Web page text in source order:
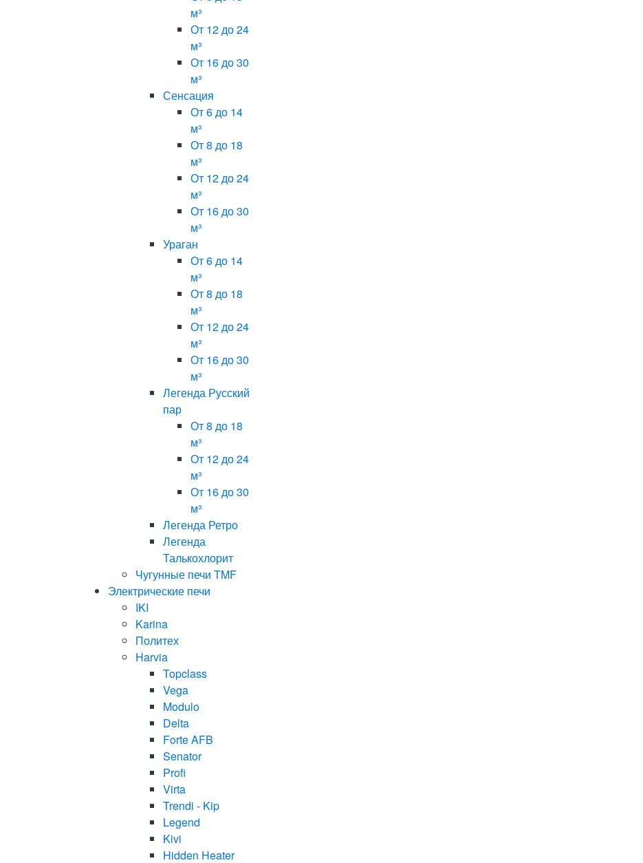
м³
От 12 до 24
м³
От 16 до 30
м³
Сенсация
От 6 до 14
м³
От 8 до 18
м³
От 12 до 24
м³
От 16 до 30
м³
Ураган
От 6 до 14
м³
От 8 до 18
м³
От 12 до 24
м³
От 16 до 30
м³
Легенда Русский
пар
От 8 до 18
м³
От 12 до 24
м³
От 16 до 30
м³
Легенда Ретро
Легенда
Талькохлорит
Чугунные печи TMF
Электрические печи
IKI
Karina
Политех
Harvia
Topclass
Vega
Modulo
Delta
Forte AFB
Senator
Profi
Virta
Trendi - Kip
Legend
Kivi
Hidden Heater